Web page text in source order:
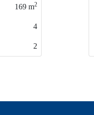
169 m2
4
2